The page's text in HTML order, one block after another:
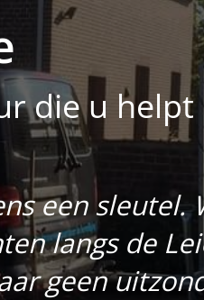
die u helpt
een sleutel.
langs de
geen